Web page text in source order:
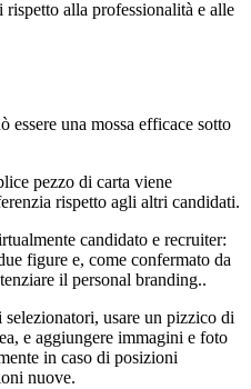
alla professionalità e alle
una mossa efficace sotto
pezzo di carta viene
rispetto agli altri candidati.
candidato e recruiter:
figure e, come confermato da
il personal branding..
usare un pizzico di
e aggiungere immagini e foto
in caso di posizioni
nuove.